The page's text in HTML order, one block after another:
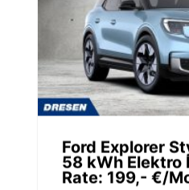
Ford Explorer
58 kWh Elektro
Rate: 199,- €/